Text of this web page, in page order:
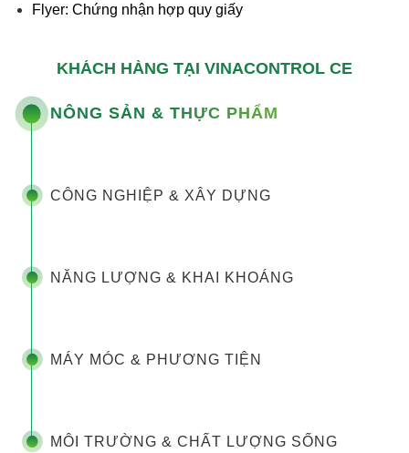
Flyer: Chứng nhận hợp quy giấy
KHÁCH HÀNG TẠI VINACONTROL CE
NÔNG SẢN & THỰC PHẨM
CÔNG NGHIỆP & XÂY DỰNG
NĂNG LƯỢNG & KHAI KHOÁNG
MÁY MÓC & PHƯƠNG TIỆN
MÔI TRƯỜNG & CHẤT LƯỢNG SỐNG